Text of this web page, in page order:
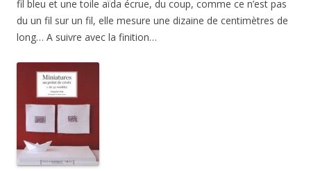
fil bleu et une toile aïda écrue, du coup, comme ce n’est pas
du un fil sur un fil, elle mesure une dizaine de centimètres de
long… A suivre avec la finition…